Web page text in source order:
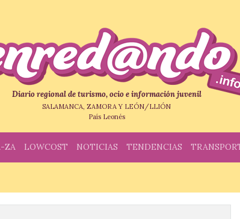
Diario regional de turismo, ocio e información juvenil
SALAMANCA, ZAMORA Y LEÓN/LLIÓN
País Leonés
ZA LOWCOST NOTICIAS TENDENCIAS